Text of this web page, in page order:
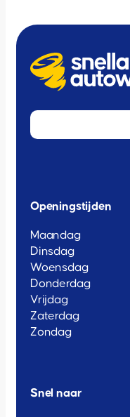
Openingstijden
Maandag
Dinsdag
Woensdag
Donderdag
Vrijdag
Zaterdag
Zondag
Snel naar